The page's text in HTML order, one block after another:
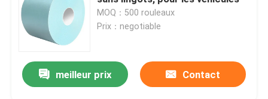
À propos de nous
Visite de l'usine
MOQ：500 rouleaux
Prix：negotiable
meilleur prix Contact
Polyester serviettes de nettoyage jetables en rouleau polyvalent durable